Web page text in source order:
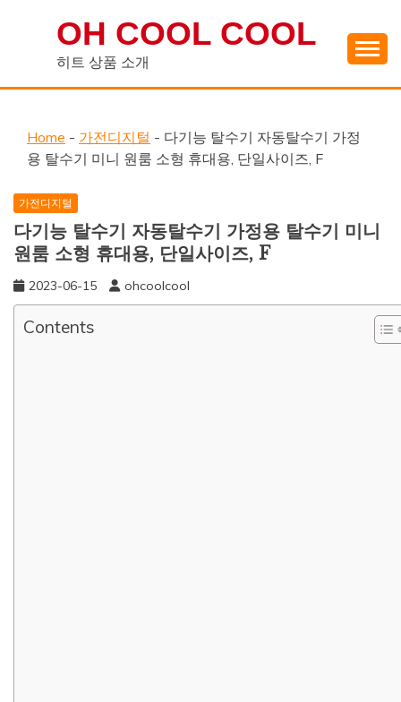
OH COOL COOL
히트 상품 소개
Home - 가전디지털 - 다기능 탈수기 자동탈수기 가정
용 탈수기 미니 원룸 소형 휴대용, 단일사이즈, F
가전디지털
다기능 탈수기 자동탈수기 가정용 탈수기 미니
원룸 소형 휴대용, 단일사이즈, F
2023-06-15 ohcoolcool
Contents